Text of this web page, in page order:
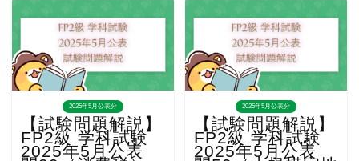
2025年5月公表分
【試験問題解説】
FP2級 学科試験
2025年5月公表
2025年5月公表分
【試験問題解説】
FP2級 学科試験
2025年5月公表